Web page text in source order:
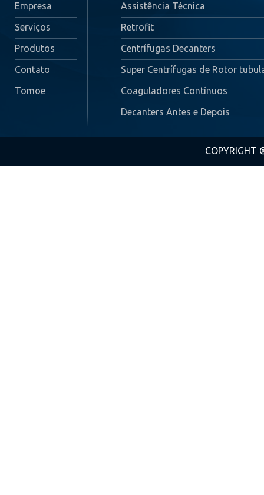
Empresa
Serviços
Produtos
Contato
Tomoe
Assistência Técnica
Retrofit
Centrífugas Decanters
Super Centrífugas de Rotor
Coaguladores Contínuos
Decanters Antes e Depois
COPYRIGHT